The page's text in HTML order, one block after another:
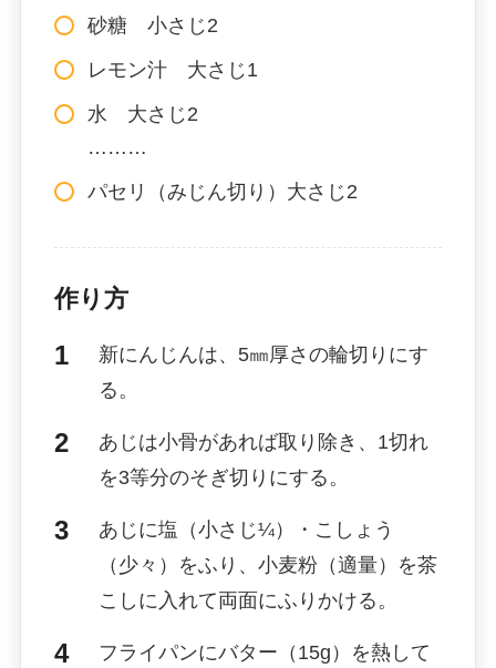
砂糖 小さじ2
レモン汁 大さじ1
水 大さじ2
………
パセリ（みじん切り）大さじ2
作り方
新にんじんは、5㎜厚さの輪切りにす
る。
あじは小骨があれば取り除き、1切れ
を3等分のそぎ切りにする。
あじに塩（小さじ¼）・こしょう
（少々）をふり、小麦粉（適量）を茶
こしに入れて両面にふりかける。
フライパンにバター（15g）を熱して